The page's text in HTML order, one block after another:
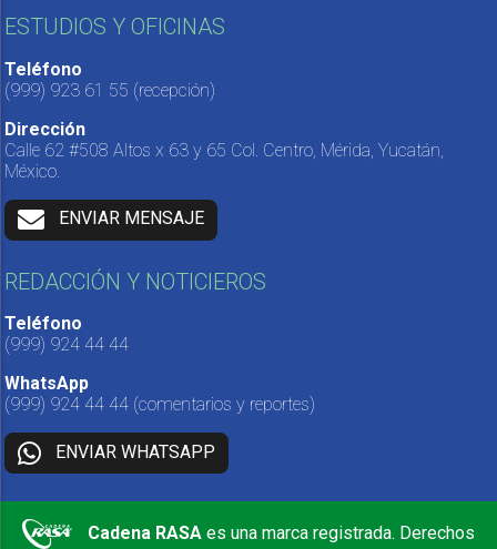
ESTUDIOS Y OFICINAS
Teléfono
(999) 923 61 55 (recepción)
Dirección
Calle 62 #508 Altos x 63 y 65 Col. Centro, Mérida, Yucatán,
México.
ENVIAR MENSAJE
REDACCIÓN Y NOTICIEROS
Teléfono
(999) 924 44 44
WhatsApp
(999) 924 44 44 (comentarios y reportes)
ENVIAR WHATSAPP
Cadena RASA es una marca registrada. Derechos